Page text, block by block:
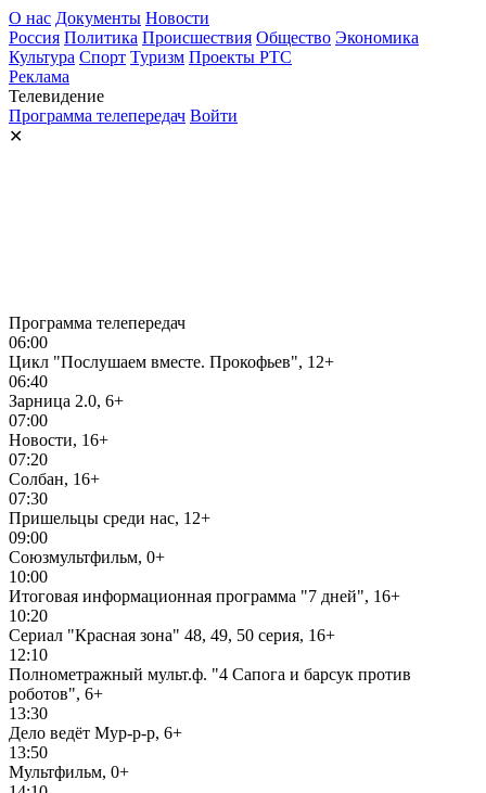
О нас Документы Новости
Россия Политика Происшествия Общество Экономика
Культура Спорт Туризм Проекты РТС
Реклама
Телевидение
Программа телепередач Войти
✕
Программа телепередач
06:00
Цикл "Послушаем вместе. Прокофьев", 12+
06:40
Зарница 2.0, 6+
07:00
Новости, 16+
07:20
Солбан, 16+
07:30
Пришельцы среди нас, 12+
09:00
Союзмультфильм, 0+
10:00
Итоговая информационная программа "7 дней", 16+
10:20
Сериал "Красная зона" 48, 49, 50 серия, 16+
12:10
Полнометражный мульт.ф. "4 Сапога и барсук против
роботов", 6+
13:30
Дело ведёт Мур-р-р, 6+
13:50
Мультфильм, 0+